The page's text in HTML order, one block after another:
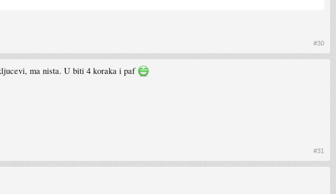
#30
ma nista. U biti 4 koraka i paf
#31